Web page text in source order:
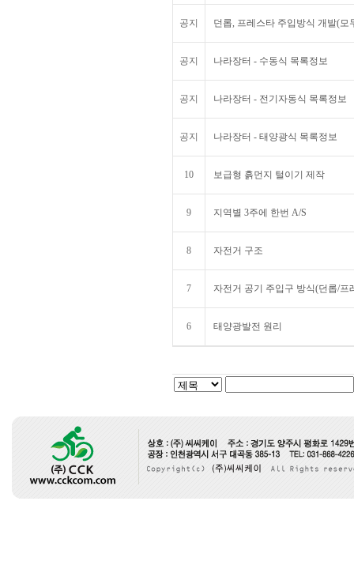
공지 던롭, 프레스타 주입방식 개발(모
공지 나라장터 - 수동식 목록정보
공지 나라장터 - 전기자동식 목록정보
공지 나라장터 - 태양광식 목록정보
10 보급형 흙먼지 털이기 제작
9 지역별 3주에 한번 A/S
8 자전거 구조
7 자전거 공기 주입구 방식(던롭/프
6 태양광발전 원리